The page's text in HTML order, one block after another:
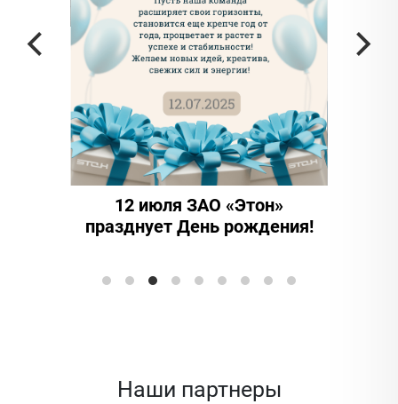
12 июля ЗАО «Этон»
празднует День рождения!
Наши партнеры